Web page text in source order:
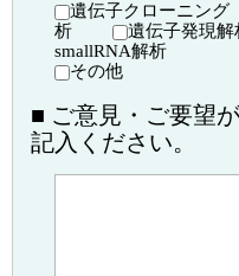
遺伝子クローニング
析
遺伝子発現解
smallRNA解析
その他
■ ご意見・ご要望
記入ください。